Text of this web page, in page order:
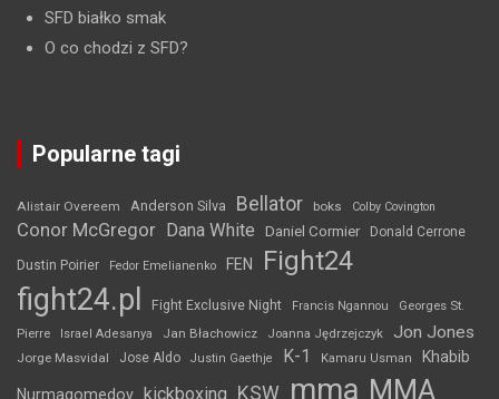
SFD białko smak
O co chodzi z SFD?
Popularne tagi
Alistair Overeem Anderson Silva Bellator boks Colby Covington
Conor McGregor Dana White Daniel Cormier Donald Cerrone
Dustin Poirier Fedor Emelianenko FEN Fight24
fight24.pl Fight Exclusive Night Francis Ngannou
Georges St.
Pierre
Israel Adesanya Jan Błachowicz Joanna Jędrzejczyk Jon Jones
Jorge Masvidal Jose Aldo Justin Gaethje K-1 Kamaru Usman Khabib
Nurmagomedov kickboxing KSW mma MMA